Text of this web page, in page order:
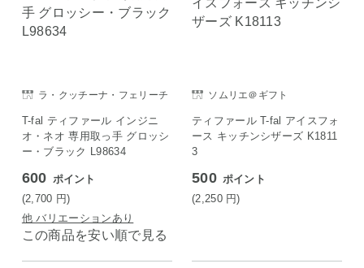
ラ・クッチーナ・フェリーチ
T-fal ティファール インジニ
オ・ネオ 専用取っ手 グロッシ
ー・ブラック L98634
600 ポイント
(2,700 円)
他 バリエーションあり
この商品を安い順で見る
ソムリエ＠ギフト
ティファール T-fal アイスフォ
ース キッチンシザーズ K1811
3
500 ポイント
(2,250 円)